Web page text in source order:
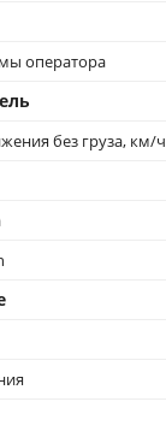
оператора
без груза, км/ч